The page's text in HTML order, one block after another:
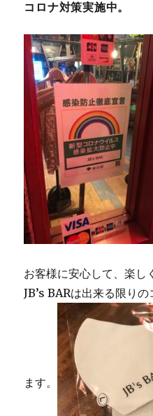
ー
シ
ョ
ン
コロナ対策実施中。
お客様に安心して、楽し
JB’s BARは出来る限り
ます。